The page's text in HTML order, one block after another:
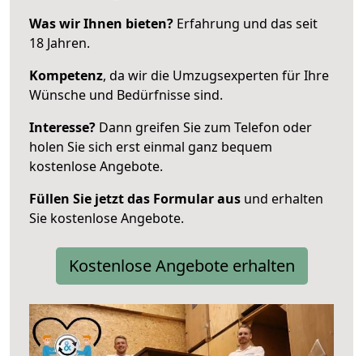
Was wir Ihnen bieten? Erfahrung und das seit
18 Jahren.
Kompetenz, da wir die Umzugsexperten für Ihre
Wünsche und Bedürfnisse sind.
Interesse? Dann greifen Sie zum Telefon oder
holen Sie sich erst einmal ganz bequem
kostenlose Angebote.
Füllen Sie jetzt das Formular aus und erhalten
Sie kostenlose Angebote.
Kostenlose Angebote erhalten